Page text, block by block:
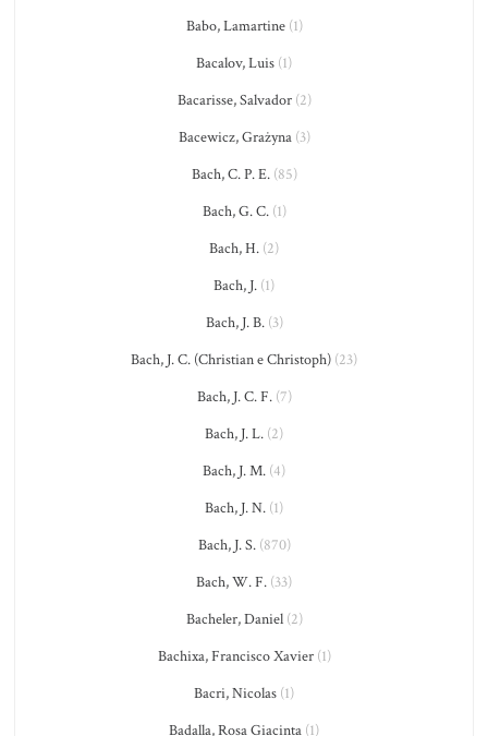
Babo, Lamartine(1)
Bacalov, Luis (1)
Bacarisse, Salvador(2)
Bacewicz, Grażyna(3)
Bach, C. P. E.(85)
Bach, G. C.(1)
Bach, H. (2)
Bach, J. (1)
Bach, J. B.(3)
Bach, J. C. (Christian e Christoph) (23)
Bach, J. C. F.(7)
Bach, J. L. (2)
Bach, J. M. (4)
Bach, J. N. (1)
Bach, J. S.(870)
Bach, W. F. (33)
Bacheler, Daniel(2)
Bachixa, Francisco Xavier(1)
Bacri, Nicolas (1)
Badalla, Rosa Giacinta (1)